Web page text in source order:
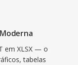
em XLSX — o
tabelas